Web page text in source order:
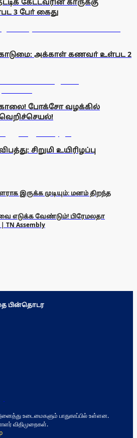
3 போ் கைது
அக்காள் கணவா் உள்பட 2
கொலை! போக்சோ வழக்கில்
சிறுமி உயிரிழப்பு
இருக்க முடியும்: மனம் திறந்த
எடுக்க வேண்டும்! பிரேமலதா
TN Assembly
பின்தொடர
உடைமைகளும் பாதுகாப்பில் உள்ளன.
விதிமுறைகள்.